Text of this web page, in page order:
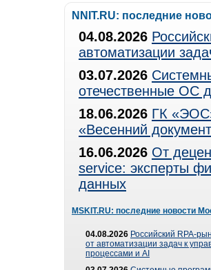
NNIT.RU: последние
04.08.2026
автоматизации
03.07.2026
отечественные ОС
18.06.2026 ГК
«Весенний
16.06.2026 От
service: эксперты
данных
MSKIT.RU: последние новости
04.08.2026 Российский RPA-
от автоматизации задач к
процессами и AI